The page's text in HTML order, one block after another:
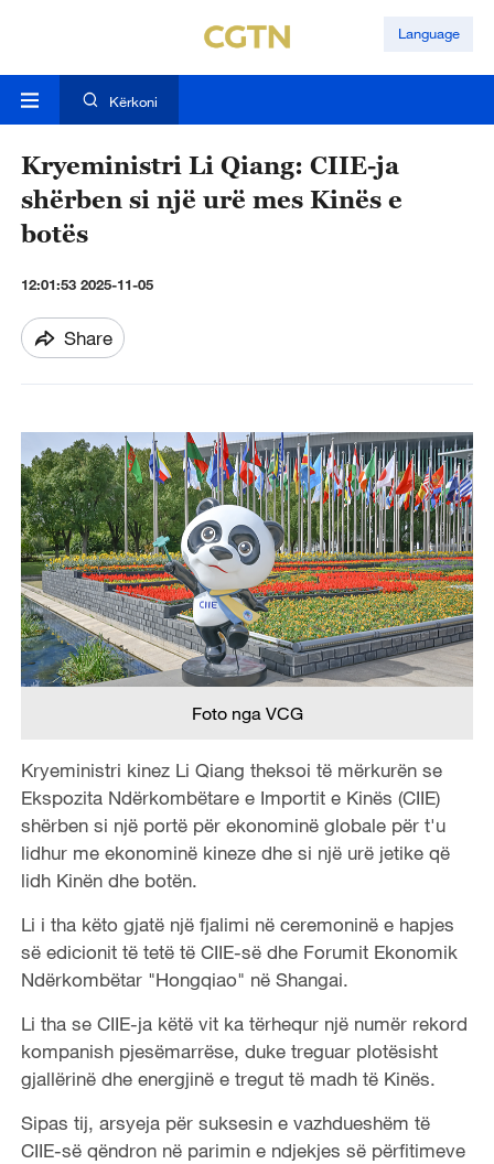
Language
Kërkoni
Kryeministri Li Qiang: CIIE-ja
shërben si një urë mes Kinës e
botës
12:01:53 2025-11-05
Share
Foto nga VCG
Kryeministri kinez Li Qiang theksoi të mërkurën se
Ekspozita Ndërkombëtare e Importit e Kinës (CIIE)
shërben si një portë për ekonominë globale për t'u
lidhur me ekonominë kineze dhe si një urë jetike që
lidh Kinën dhe botën.
Li i tha këto gjatë një fjalimi në ceremoninë e hapjes
së edicionit të tetë të CIIE-së dhe Forumit Ekonomik
Ndërkombëtar "Hongqiao" në Shangai.
Li tha se CIIE-ja këtë vit ka tërhequr një numër rekord
kompanish pjesëmarrëse, duke treguar plotësisht
gjallërinë dhe energjinë e tregut të madh të Kinës.
Sipas tij, arsyeja për suksesin e vazhdueshëm të
CIIE-së qëndron në parimin e ndjekjes së përfitimeve